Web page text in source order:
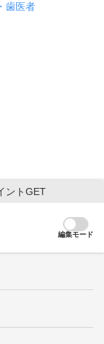
歯医者
ントGET
編集モード